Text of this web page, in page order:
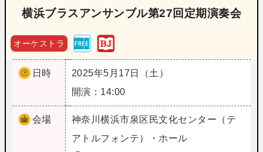
横浜ブラスアンサンブル第27回定期演奏会
オーケストラ
日時
2025年5月17日（土）
開演：14:00
会場 神奈川横浜市泉区民文化センター（テ
アトルフォンテ）・ホール